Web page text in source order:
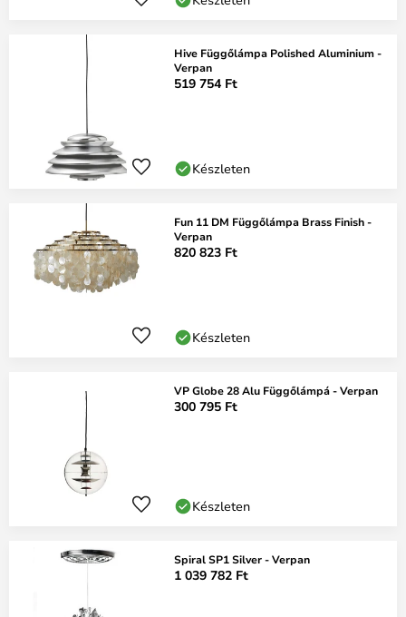
Hive Függőlámpa Polished Aluminium -
Verpan
519 754 Ft
Készleten
Fun 11 DM Függőlámpa Brass Finish -
Verpan
820 823 Ft
Készleten
VP Globe 28 Alu Függőlámpá - Verpan
300 795 Ft
Készleten
Spiral SP1 Silver - Verpan
1 039 782 Ft